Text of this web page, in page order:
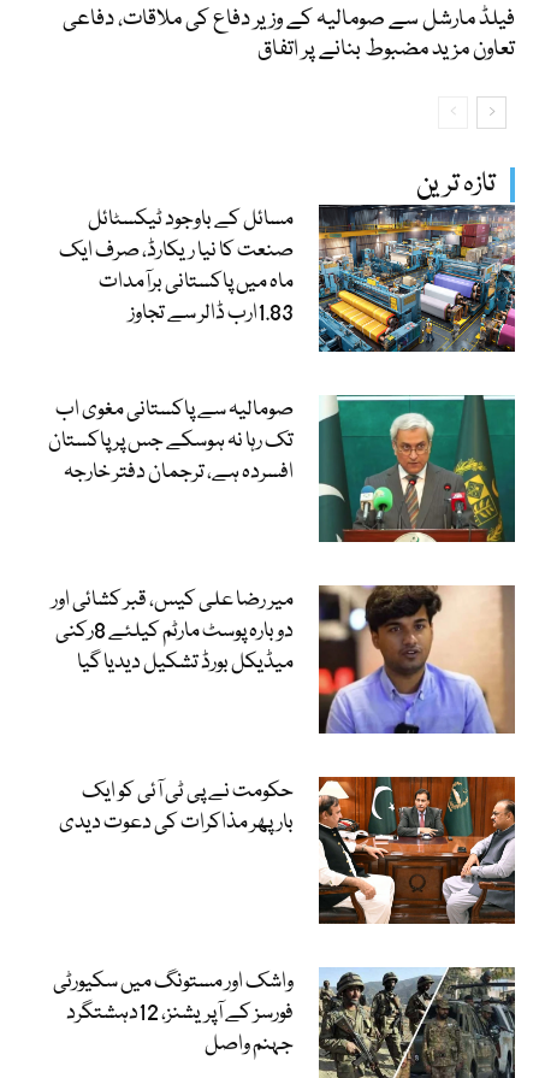
تازہ ترین
مسائل کے باوجود ٹیکسٹائل
صنعت کا نیا ریکارڈ، صرف ایک
ماہ میں پاکستانی برآمدات
1.83ارب ڈالر سے تجاوز
صومالیہ سے پاکستانی مغوی اب
تک رہا نہ ہوسکے جس پر پاکستان
افسردہ ہے، ترجمان دفتر خارجہ
میر رضا علی کیس، قبر کشائی اور
دوبارہ پوسٹ مارٹم کیلئے 8رکنی
میڈیکل بورڈ تشکیل دیدیا گیا
حکومت نے پی ٹی آئی کو ایک
بارپھر مذاکرات کی دعوت دیدی
واشک اور مستونگ میں سکیورٹی
فورسز کے آپریشنز، 12دہشتگرد
جہنم واصل
فیلڈ مارشل سے صومالیہ کے وزیر دفاع کی ملاقات، دفاعی
تعاون مزید مضبوط بنانے پر اتفاق